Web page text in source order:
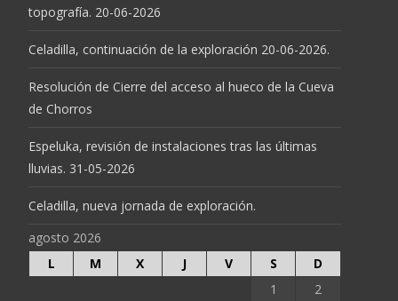
topografía. 20-06-2026
Celadilla, continuación de la exploración 20-06-2026.
Resolución de Cierre del acceso al hueco de la Cueva
de Chorros
Espeluka, revisión de instalaciones tras las últimas
lluvias. 31-05-2026
Celadilla, nueva jornada de exploración.
agosto 2026
L
M X J V S
D
1
2